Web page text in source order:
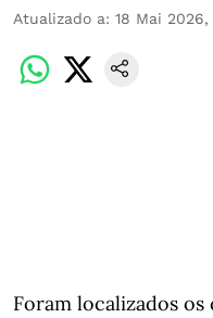
Atualizado a: 18 Mai 2026,
Foram localizados